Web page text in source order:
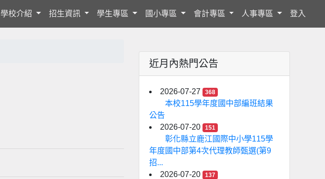
學校介紹 招生資訊 學生專區 國小專區 會計專區 人事專區 登入
近月內熱門公告
2026-07-27 368
本校115學年度國中部編班結果
公告
2026-07-20
151
彰化縣立鹿江國際中小學115學
年度國中部第4次代理教師甄選(第9
招...
2026-07-20
137